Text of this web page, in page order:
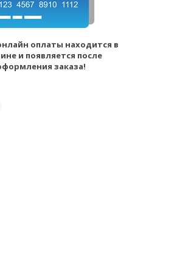
оплаты находится в
и появляется после
заказа!